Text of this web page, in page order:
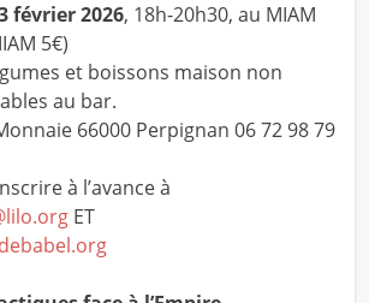
février 2026, 18h-20h30, au MIAM
5€)
et boissons maison non
au bar.
66000 Perpignan 06 72 98 79
à l’avance à
ET